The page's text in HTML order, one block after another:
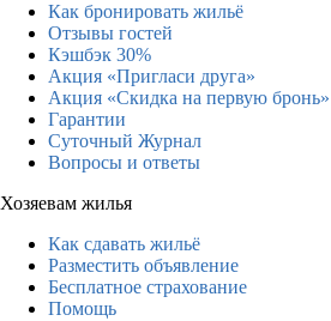
Как бронировать жильё
Отзывы гостей
Кэшбэк 30%
Акция «Пригласи друга»
Акция «Скидка на первую бронь»
Гарантии
Суточный Журнал
Вопросы и ответы
Хозяевам жилья
Как сдавать жильё
Разместить объявление
Бесплатное страхование
Помощь